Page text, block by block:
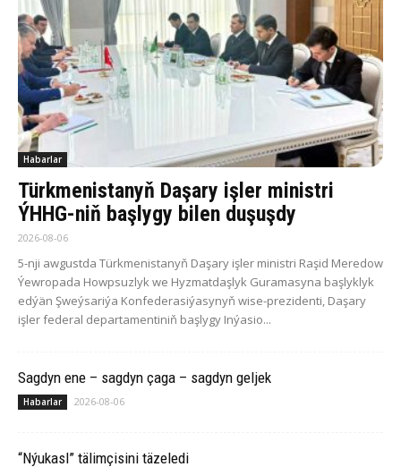
Habarlar
Türkmenistanyň Daşary işler ministri
ÝHHG-niň başlygy bilen duşuşdy
2026-08-06
5-nji awgustda Türkmenistanyň Daşary işler ministri Raşid Meredow
Ýewropada Howpsuzlyk we Hyzmatdaşlyk Guramasyna başlyklyk
edýän Şweýsariýa Konfederasiýasynyň wise-prezidenti, Daşary
işler federal departamentiniň başlygy Inýasio...
Sagdyn ene – sagdyn çaga – sagdyn geljek
Habarlar 2026-08-06
“Nýukasl” tälimçisini täzeledi